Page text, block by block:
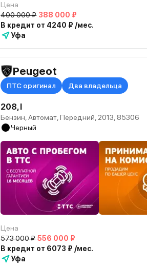
Цена
400 000 ₽ 388 000 ₽
В кредит от 4240 ₽ /мес.
Уфа
Peugeot
ПТС оригинал Два владельца
208, I
Бензин, Автомат, Передний, 2013, 85306
Черный
Цена
573 000 ₽ 556 000 ₽
В кредит от 6073 ₽ /мес.
Уфа